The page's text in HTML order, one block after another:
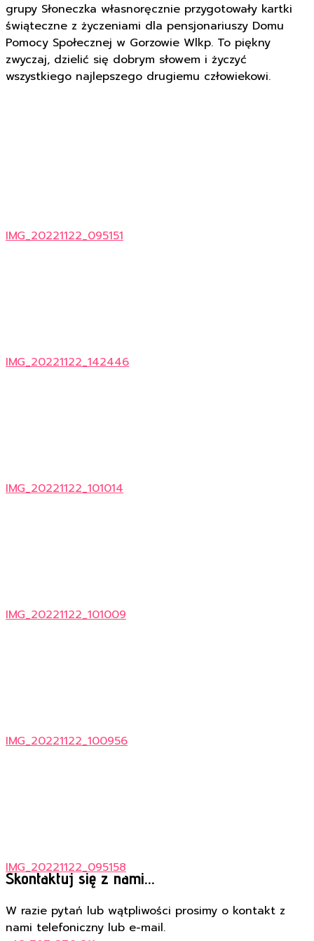
grupy Słoneczka własnoręcznie przygotowały kartki
świąteczne z życzeniami dla pensjonariuszy Domu
Pomocy Społecznej w Gorzowie Wlkp. To piękny
zwyczaj, dzielić się dobrym słowem i życzyć
wszystkiego najlepszego drugiemu człowiekowi.
IMG_20221122_095151
IMG_20221122_142446
IMG_20221122_101014
IMG_20221122_101009
IMG_20221122_100956
IMG_20221122_095158
Skontaktuj się z nami...
W razie pytań lub wątpliwości prosimy o kontakt z
nami telefoniczny lub e-mail.